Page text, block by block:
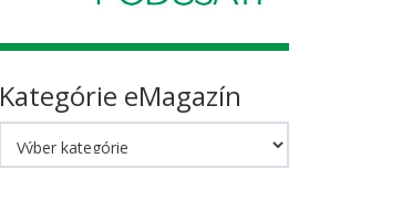
Kategórie eMagazín
eMagazín